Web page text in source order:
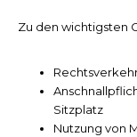
Zu den wichtigsten
Sitzplatz
Nutzung von